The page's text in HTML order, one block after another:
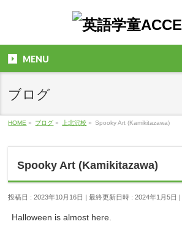
MENU
ブログ
HOME » ブログ » 上北沢校 » Spooky Art (Kamikitazawa)
Spooky Art (Kamikitazawa)
投稿日 : 2023年10月16日 最終更新日時 : 2024年1月5日
Halloween is almost here.